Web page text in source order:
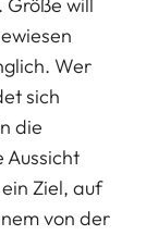
Größe will
Wer
sich
die
Aussicht
Ziel, auf
von der